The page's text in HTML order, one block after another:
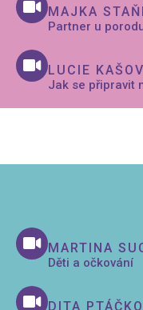
MAJKA
Partner u
LUCIE
Jak se připravit
MARTINA
Děti a očkování
DITA